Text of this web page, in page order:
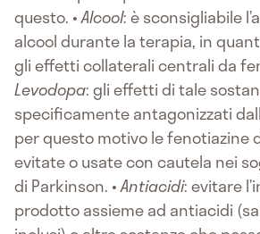
questo. •Alcool: è sconsigliabile
alcool durante la terapia, in
gli effetti collaterali centrali da
Levodopa: gli effetti di tale
specificamente antagonizzati
per questo motivo le fenotiazine
evitate o usate con cautela nei
di Parkinson. •Antiacidi: evitare
prodotto assieme ad antiacidi